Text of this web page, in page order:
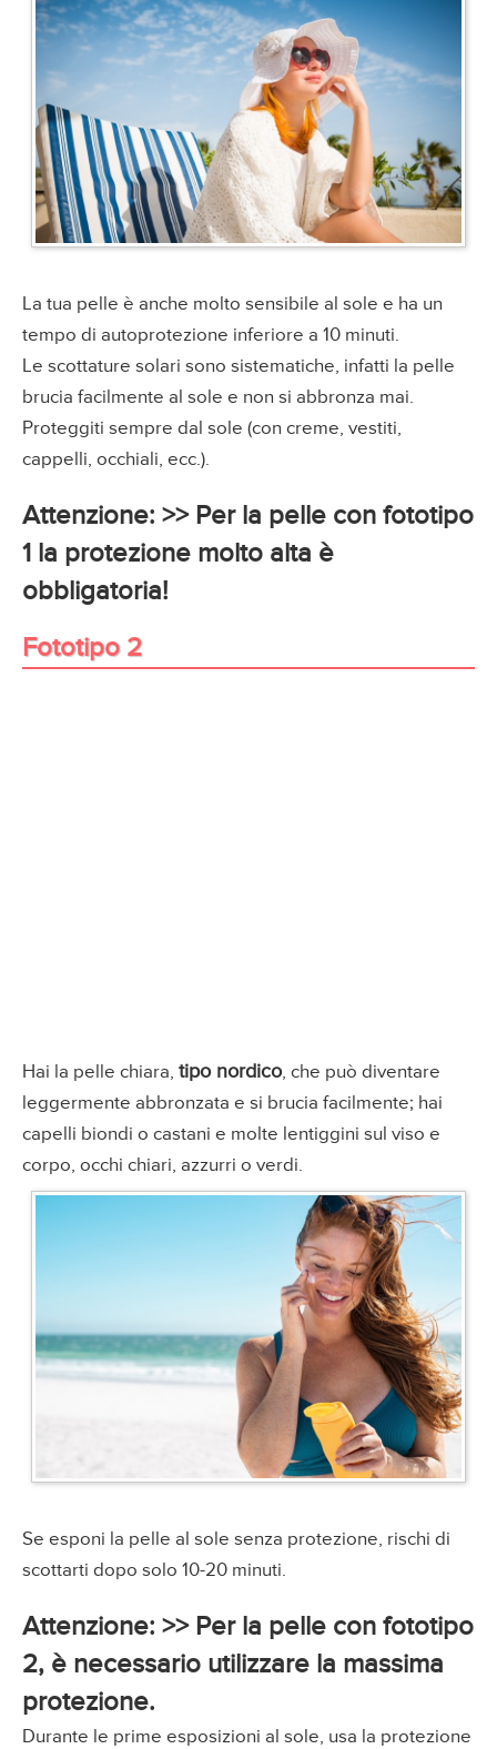
La tua pelle è anche molto sensibile al sole e ha un
tempo di autoprotezione inferiore a 10 minuti.
Le scottature solari sono sistematiche, infatti la pelle
brucia facilmente al sole e non si abbronza mai.
Proteggiti sempre dal sole (con creme, vestiti,
cappelli, occhiali, ecc.).
Attenzione: >> Per la pelle con fototipo
1 la protezione molto alta è
obbligatoria!
Fototipo 2
Hai la pelle chiara, tipo nordico, che può diventare
leggermente abbronzata e si brucia facilmente; hai
capelli biondi o castani e molte lentiggini sul viso e
corpo, occhi chiari, azzurri o verdi.
Se esponi la pelle al sole senza protezione, rischi di
scottarti dopo solo 10-20 minuti.
Attenzione: >> Per la pelle con fototipo
2, è necessario utilizzare la massima
protezione.
Durante le prime esposizioni al sole, usa la protezione